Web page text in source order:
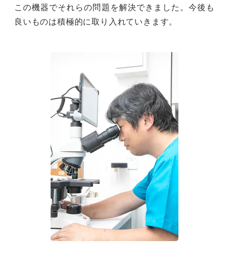
この機器でそれらの問題を解決できました。今後も
良いものは積極的に取り入れていきます。